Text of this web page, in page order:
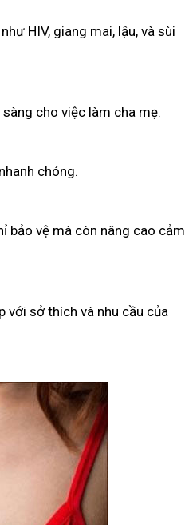
HIV, giang mai, lậu, và sùi
cho việc làm cha mẹ.
chóng.
bảo vệ mà còn nâng cao cảm
với sở thích và nhu cầu của